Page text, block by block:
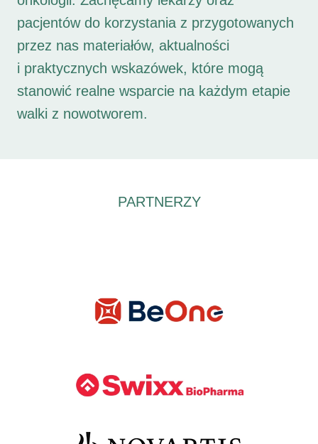
pacjentów do korzystania z przygotowanych
przez nas materiałów, aktualności
i praktycznych wskazówek, które mogą
stanowić realne wsparcie na każdym etapie
walki z nowotworem.
PARTNERZY